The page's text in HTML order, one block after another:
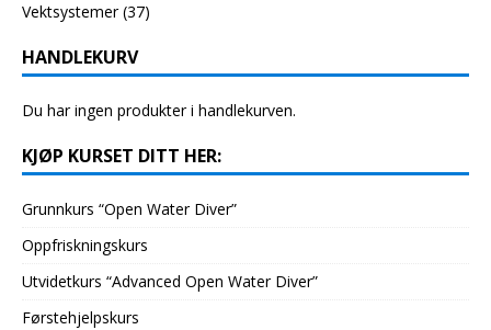
Vektsystemer (37)
HANDLEKURV
Du har ingen produkter i handlekurven.
KJØP KURSET DITT HER:
Grunnkurs “Open Water Diver”
Oppfriskningskurs
Utvidetkurs “Advanced Open Water Diver”
Førstehjelpskurs